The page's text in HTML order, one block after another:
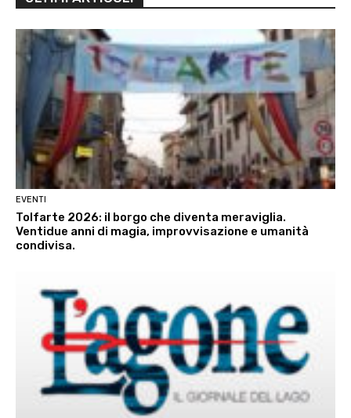
EVENTI
Tolfarte 2026: il borgo che diventa meraviglia.
Ventidue anni di magia, improvvisazione e umanità
condivisa.